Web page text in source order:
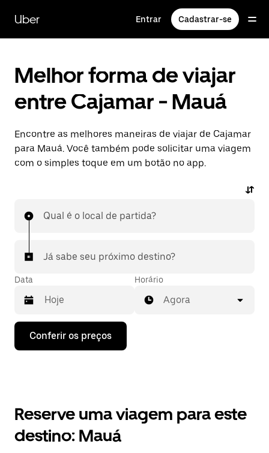
para
conteúdo
Uber Entrar Cadastrar-se
Melhor forma de viajar
entre Cajamar - Mauá
Encontre as melhores maneiras de viajar de Cajamar
para Mauá. Você também pode solicitar uma viagem
com o simples toque em um botão no app.
Qual é o local de partida?
Já sabe seu próximo destino?
Data
Pressione
seta
o
e
Horário
Agora
Conferir os preços
Reserve uma viagem para este
destino: Mauá